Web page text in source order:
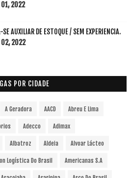
2022
SE AUXILIAR DE ESTOQUE / SEM EXPERIENCIA.
2022
POR CIDADE
A Geradora AACD Abreu E Lima
Adecco Adimax
Albatroz Aldeia Alvoar Lácteo
Logística Do Brasil Americanas S.A